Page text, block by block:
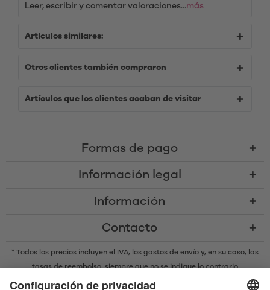
Leer, escribir y comentar valoraciones...más
Artículos similares:
Otros clientes también compraron
Artículos que los clientes acaban de visitar
Formas de pago
Información legal
Información
Contacto
* Todos los precios incluyen el IVA, los gastos de envío y, en su caso, las
tasas de reembolso, siempre que no se indique lo contrario
* La marca denominativa y los logotipos Bluetooth® son marcas